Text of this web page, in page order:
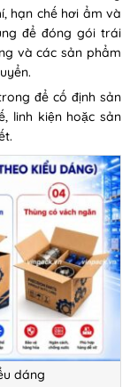
hạn chế hơi ẩm và
để đóng gói trái
và các sản phẩm
để cố định sản
linh kiện hoặc sản
dáng